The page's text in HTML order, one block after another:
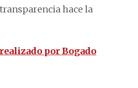
hace la
por Bogado